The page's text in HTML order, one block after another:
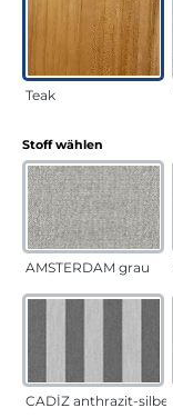
Teak
Stoff wählen
AMSTERDAM grau
CADÍZ anthrazit-silber